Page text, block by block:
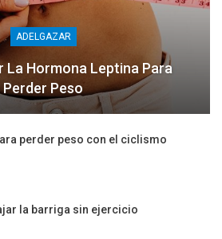
ADELGAZAR
La Hormona Leptina Para
Perder Peso
perder peso con el ciclismo
la barriga sin ejercicio